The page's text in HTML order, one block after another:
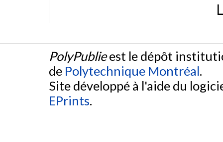
PolyPublieest le dépôt
de Polytechnique Montréal.
Site développé à l'aide du
EPrints.